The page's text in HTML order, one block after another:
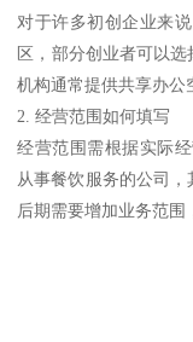
对于许多初创企业来
区，部分创业者可以选
机构通常提供共享办公
2. 经营范围如何填写
经营范围需根据实际
从事餐饮服务的公司，
后期需要增加业务范围